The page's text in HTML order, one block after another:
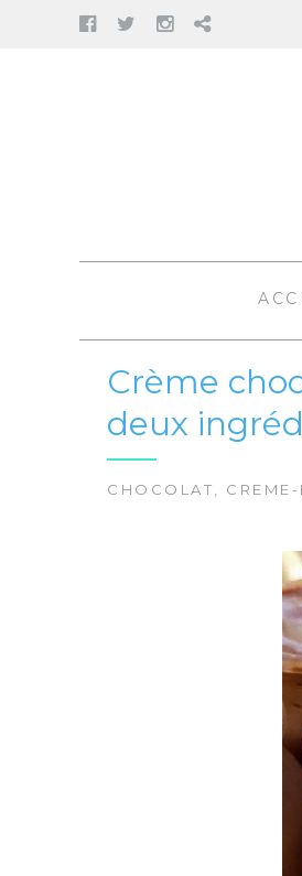
FacebookTwitter
Instagram
Pinterest
Crème
deux
CHOCOLAT